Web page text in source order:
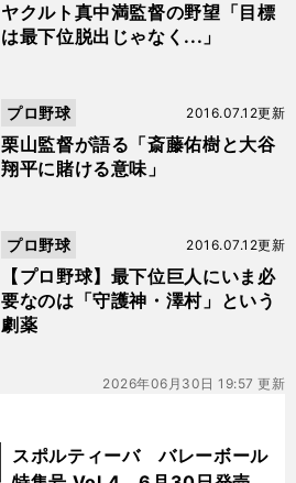
ヤクルト真中満監督の野望「目標
は最下位脱出じゃなく...」
栗山監督が語る「斎藤佑樹と大谷
翔平に賭ける意味」
2016.07.12更新
プロ野球
【プロ野球】最下位巨人にいま必
要なのは「守護神・澤村」という
劇薬
2016.07.12更新
プロ野球
2026年06月30日 19:57 更新
スポルティーバ バレーボール